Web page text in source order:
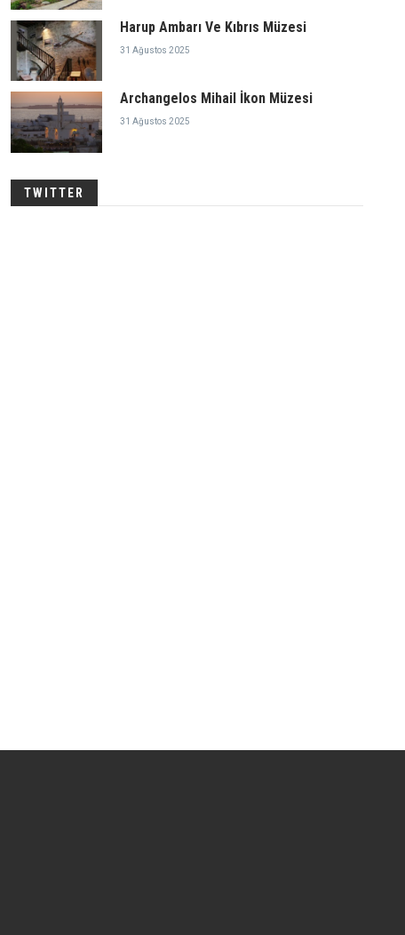
Harup Ambarı Ve Kıbrıs Müzesi
31 Ağustos 2025
Archangelos Mihail İkon Müzesi
31 Ağustos 2025
TWITTER